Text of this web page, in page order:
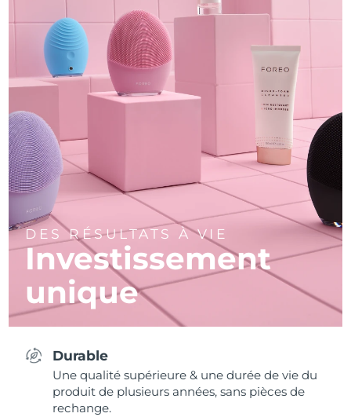
DES RÉSULTATS À VIE
Investissement
unique
Durable
Une qualité supérieure & une durée de vie du
produit de plusieurs années, sans pièces de
rechange.